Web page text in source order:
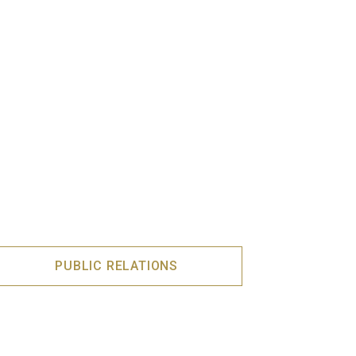
PUBLIC RELATIONS